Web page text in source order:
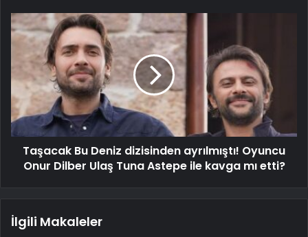
Taşacak Bu Deniz dizisinden ayrılmıştı! Oyuncu
Onur Dilber Ulaş Tuna Astepe ile kavga mı etti?
İlgili Makaleler